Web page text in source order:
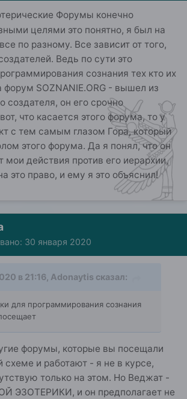
Форумы конечно
целями это понятно, я был на
по разному. Все зависит от того,
Ведь по сути это
сознания тех кто их
форум SOZNANIE.ORG - вышел из
создателя, он его срочно
что касается этого форума, то у
с тем самым глазом Гора, который
этого форума. Да я понял, что он
мои действия против его иерархии,
это право, и ему я это объяснил!
30 января 2020
в 21:16, Adonaytis сказал:
для программирования сознания
форумы, которые вы посещали
схеме и работают - я не в курсе,
только на этом. Но Веджат -
ЭЗОТЕРИКИ, и он предполагает не